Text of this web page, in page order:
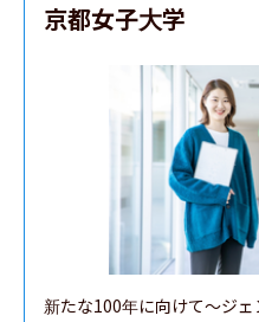
京都女子大学
新たな100年に向けて～ジ